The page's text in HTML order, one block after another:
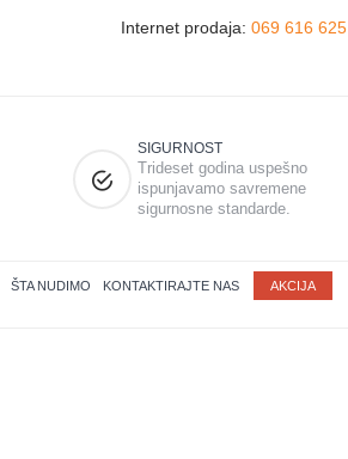
Internet prodaja: 069 616 625
SIGURNOST
Trideset godina uspešno
ispunjavamo savremene
sigurnosne standarde.
ŠTA NUDIMO KONTAKTIRAJTE NAS AKCIJA